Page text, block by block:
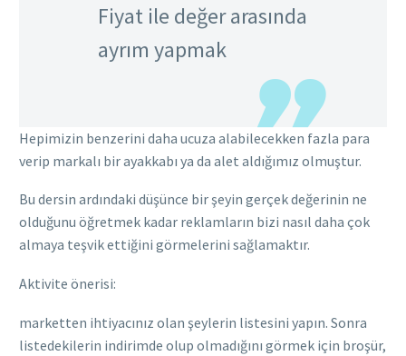
Fiyat ile değer arasında
ayrım yapmak
Hepimizin benzerini daha ucuza alabilecekken fazla para
verip markalı bir ayakkabı ya da alet aldığımız olmuştur.
Bu dersin ardındaki düşünce bir şeyin gerçek değerinin ne
olduğunu öğretmek kadar reklamların bizi nasıl daha çok
almaya teşvik ettiğini görmelerini sağlamaktır.
Aktivite önerisi:
marketten ihtiyacınız olan şeylerin listesini yapın. Sonra
listedekilerin indirimde olup olmadığını görmek için broşür,